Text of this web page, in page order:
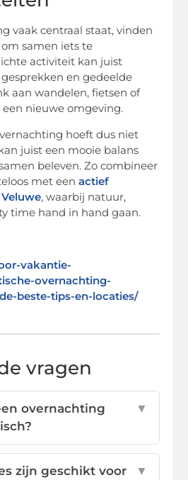
vaak centraal staat, vinden
samen iets te
activiteit kan juist
en gedeelde
aan wandelen, fietsen of
nieuwe omgeving.
hoeft dus niet
juist een mooie balans
beleven. Zo combineer
met eenactief
, waarbij natuur,
time hand in hand gaan.
vakantie-
overnachting-
beste-tips-en-locaties/
vragen
overnachting
▼
zijn geschikt voor
▼